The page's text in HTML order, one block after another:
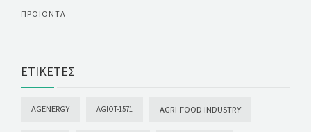
ΠΡΟΪΌΝΤΑ
ΕΤΙΚΈΤΕΣ
AGENERGY AGIOT-1571 AGRI-FOOD INDUSTRY